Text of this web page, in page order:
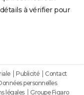
à vérifier pour
Publicité
Contact
personnelles
légales Groupe Figaro